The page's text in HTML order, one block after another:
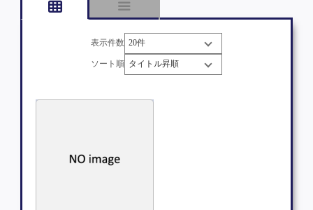
表示件数
ソート順